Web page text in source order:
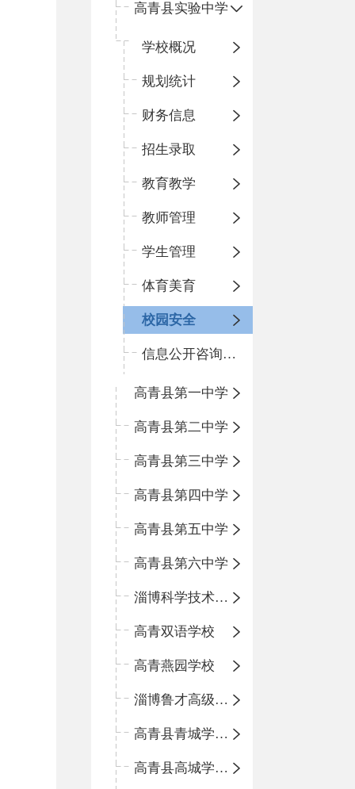
高青县实验中学
学校概况
规划统计
财务信息
招生录取
教育教学
教师管理
学生管理
体育美育
校园安全
信息公开咨询指南
高青县第一中学
高青县第二中学
高青县第三中学
高青县第四中学
高青县第五中学
高青县第六中学
淄博科学技术学校
高青双语学校
高青燕园学校
淄博鲁才高级中学
高青县青城学区中心小学
高青县高城学区中心小学